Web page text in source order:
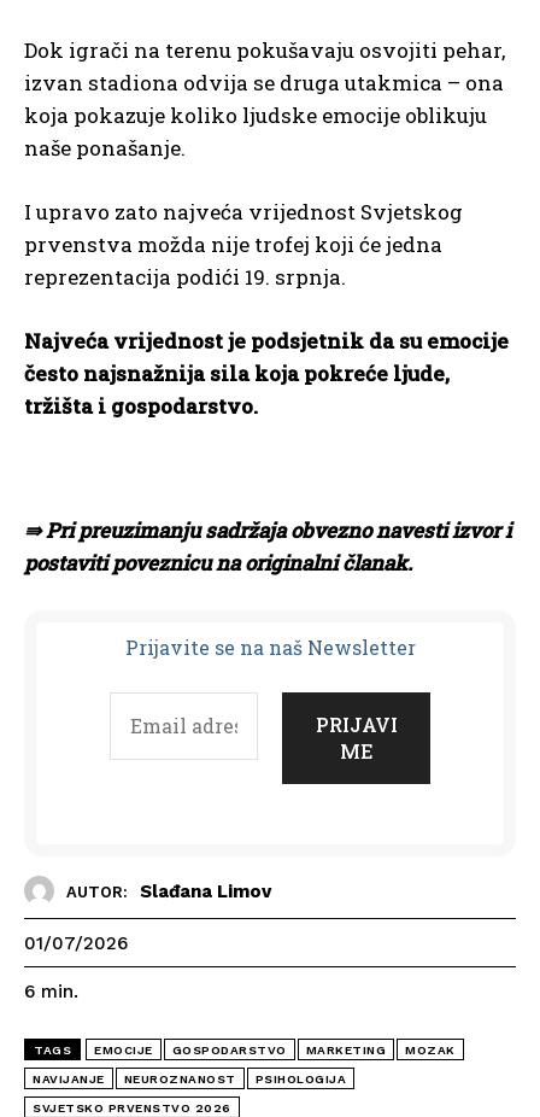
Dok igrači na terenu pokušavaju osvojiti pehar,
izvan stadiona odvija se druga utakmica – ona
koja pokazuje koliko ljudske emocije oblikuju
naše ponašanje.
I upravo zato najveća vrijednost Svjetskog
prvenstva možda nije trofej koji će jedna
reprezentacija podići 19. srpnja.
Najveća vrijednost je podsjetnik da su emocije
često najsnažnija sila koja pokreće ljude,
tržišta i gospodarstvo.
⇛ Pri preuzimanju sadržaja obvezno navesti izvor i
postaviti poveznicu na originalni članak.
Prijavite se na naš Newsletter
AUTOR: Slađana Limov
01/07/2026
6 min.
TAGS EMOCIJE GOSPODARSTVO MARKETING MOZAK
NAVIJANJE NEUROZNANOST PSIHOLOGIJA
SVJETSKO PRVENSTVO 2026